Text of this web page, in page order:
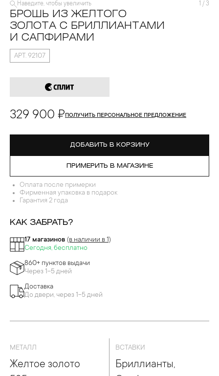
Наведите, чтобы увеличить 1 / 3
БРОШЬ ИЗ ЖЕЛТОГО
ЗОЛОТА С БРИЛЛИАНТАМИ
И САПФИРАМИ
АРТ. 92107
329 900 ₽ ПОЛУЧИТЬ ПЕРСОНАЛЬНОЕ ПРЕДЛОЖЕНИЕ
ДОБАВИТЬ В КОРЗИНУ
ПРИМЕРИТЬ В МАГАЗИНЕ
Оплата после примерки
Фирменная упаковка в подарок
Гарантия 2 года
КАК ЗАБРАТЬ?
17 магазинов (в наличии в 1)
Сегодня, бесплатно
860+ пунктов выдачи
Через 1-5 дней
Доставка
До двери, через 1-5 дней
МЕТАЛЛ
Желтое золото
ВСТАВКИ
Бриллианты,